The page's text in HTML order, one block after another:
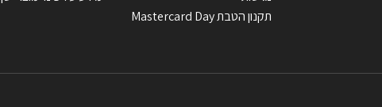
תקנון הטבת Mastercard Day